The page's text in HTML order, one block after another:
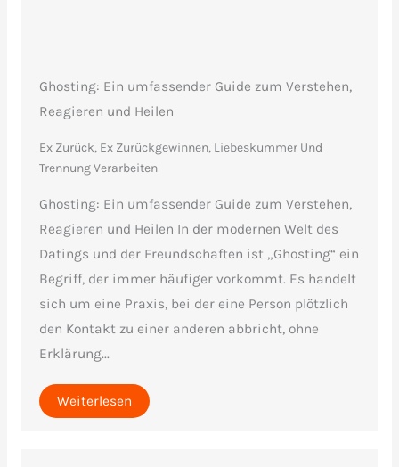
Ghosting: Ein umfassender Guide zum Verstehen,
Reagieren und Heilen
Ex Zurück, Ex Zurückgewinnen, Liebeskummer Und
Trennung Verarbeiten
Ghosting: Ein umfassender Guide zum Verstehen,
Reagieren und Heilen In der modernen Welt des
Datings und der Freundschaften ist „Ghosting“ ein
Begriff, der immer häufiger vorkommt. Es handelt
sich um eine Praxis, bei der eine Person plötzlich
den Kontakt zu einer anderen abbricht, ohne
Erklärung...
Weiterlesen